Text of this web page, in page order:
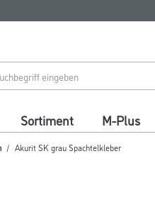
Sortiment M-Plus
Akurit SK grau Spachtelkleber